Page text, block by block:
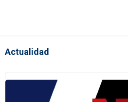
Actualidad